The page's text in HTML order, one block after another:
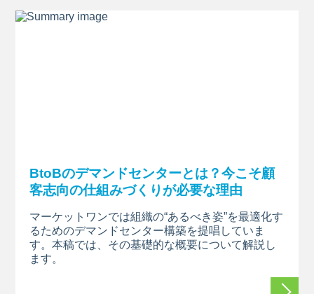
BtoBのデマンドセンターとは？今こそ顧
客志向の仕組みづくりが必要な理由
マーケットワンでは組織の“あるべき姿”を最適化す
るためのデマンドセンター構築を提唱していま
す。本稿では、その基礎的な概要について解説し
ます。
続きを